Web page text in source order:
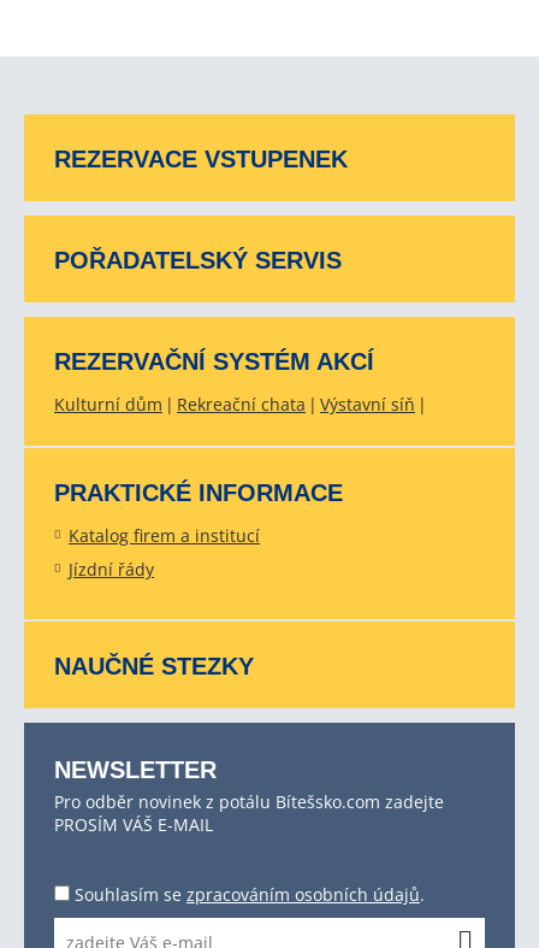
REZERVACE VSTUPENEK
POŘADATELSKÝ SERVIS
REZERVAČNÍ SYSTÉM AKCÍ
Kulturní dům Rekreační chata Výstavní síň
PRAKTICKÉ INFORMACE
Katalog firem a institucí
Jízdní řády
NAUČNÉ STEZKY
NEWSLETTER
Pro odběr novinek z potálu Bítešsko.com zadejte
PROSÍM VÁŠ E-MAIL
Souhlasím se zpracováním osobních údajů.